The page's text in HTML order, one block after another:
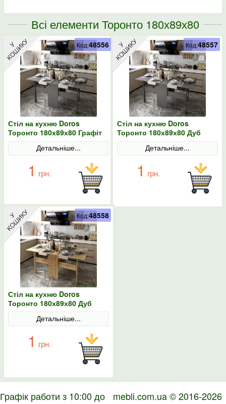
Всі елементи Торонто 180х89х80
Стіл на кухню Doros
Торонто 180х89х80 Графіт
Детальніше...
1 грн.
Код:48556
Стіл на кухню Doros
Торонто 180х89х80 Дуб
сонома
Детальніше...
1 грн.
Код:48557
Стіл на кухню Doros
Торонто 180х89х80 Дуб
тахо
Детальніше...
1 грн.
Код:48558
Графік работи з 10:00 до
mebli.com.ua © 2016-2026